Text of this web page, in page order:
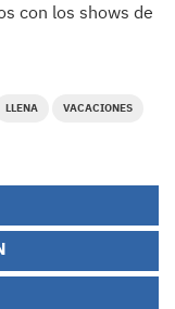
con los shows de
LLENA VACACIONES